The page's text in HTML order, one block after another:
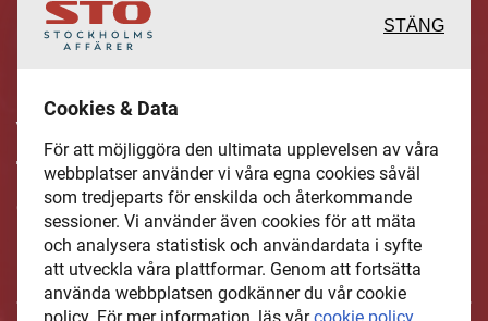
värdefulla berättelser och reportage
från och om det lokala näringslivet och
dess aktörer samt en hel del annan
läsvärt innehåll.
STÄNG
Cookies & Data
För att möjliggöra den ultimata upplevelsen av våra
webbplatser använder vi våra egna cookies såväl
som tredjeparts för enskilda och återkommande
sessioner. Vi använder även cookies för att mäta
och analysera statistisk och användardata i syfte
att utveckla våra plattformar. Genom att fortsätta
använda webbplatsen godkänner du vår cookie